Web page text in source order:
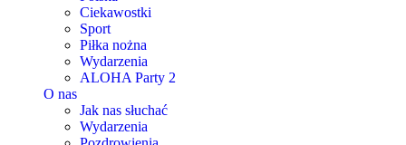
Ciekawostki
Sport
Piłka nożna
Wydarzenia
ALOHA Party 2
O nas
Jak nas słuchać
Wydarzenia